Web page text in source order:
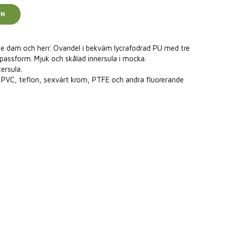
dam och herr. Ovandel i bekväm lycrafodrad PU med tre
Mjuk och skålad innersula i mocka.
teflon, sexvärt krom, PTFE och andra fluorerande